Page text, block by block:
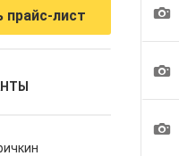
прайс-лист 1
1
1